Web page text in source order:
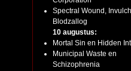
Spectral Wound,
Blodzallog
10 augustus:
Mortal Sin en Hidden
Municipal Waste en
Schizophrenia